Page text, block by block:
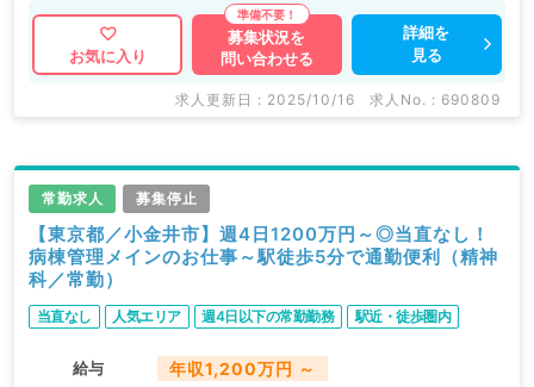
お気に入り
募集状況を
問い合わせる
詳細を
見る
求人更新日 : 2025/10/16 求人No. : 690809
常勤求人 募集停止
【東京都／小金井市】週4日1200万円～◎当直なし！
病棟管理メインのお仕事～駅徒歩5分で通勤便利（精神
科／常勤）
当直なし 人気エリア 週4日以下の常勤勤務 駅近・徒歩圏内
給与 年収1,200万円 ～